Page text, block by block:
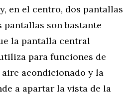
en el centro, dos pantallas
pantallas son bastante
la pantalla central
para funciones de
acondicionado y la
a apartar la vista de la